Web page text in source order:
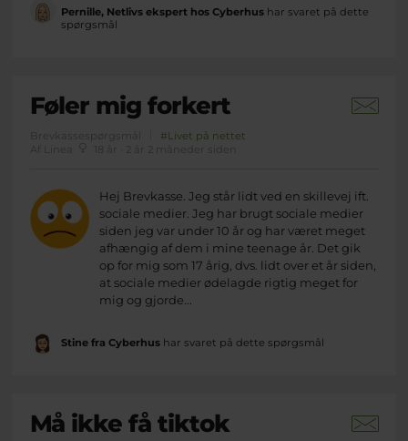
Pernille, Netlivs ekspert hos Cyberhushar svaret på dette
spørgsmål
Føler mig forkert
Brevkassespørgsmål
#Livet på nettet
Af Linea
Hej Brevkasse. Jeg står lidt ved en skillevej ift.
sociale medier. Jeg har brugt sociale medier
siden jeg var under 10 år og har været meget
afhængig af dem i mine teenage år. Det gik
op for mig som 17 årig, dvs. lidt over et år siden,
at sociale medier ødelagde rigtig meget for
mig og gjorde...
Stine fra Cyberhushar svaret på dette spørgsmål
Må ikke få tiktok